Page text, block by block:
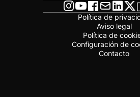
Política de
Aviso legal
Política de
Configuración de
Contacto